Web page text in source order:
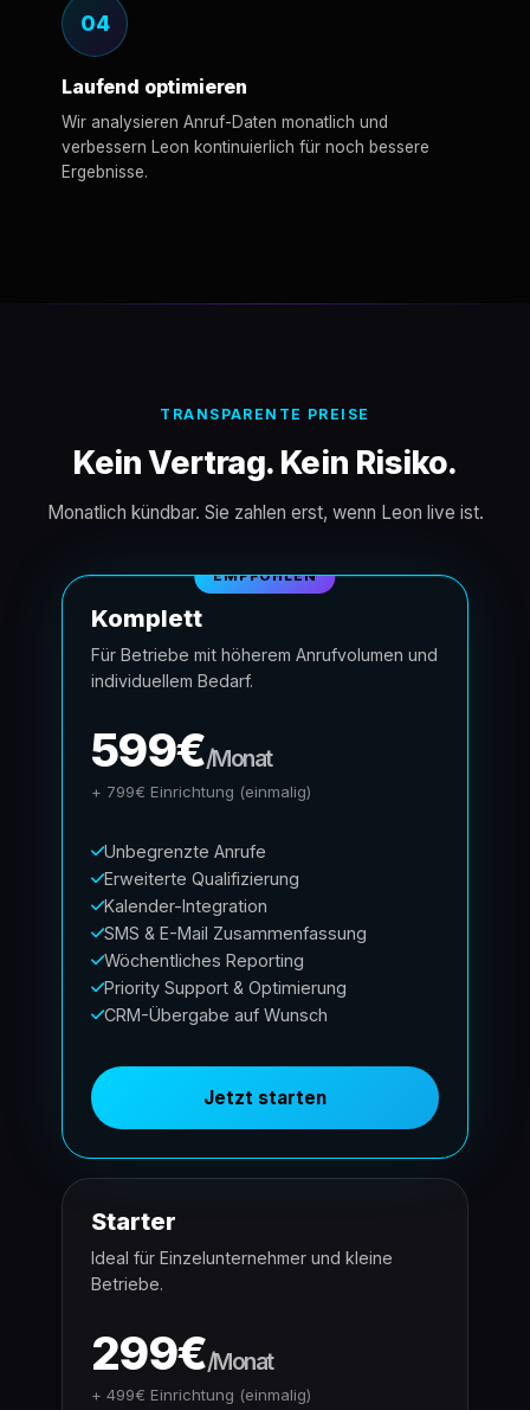
04
Laufend optimieren
Wir analysieren Anruf-Daten monatlich und
verbessern Leon kontinuierlich für noch bessere
Ergebnisse.
TRANSPARENTE PREISE
Kein Vertrag. Kein Risiko.
Monatlich kündbar. Sie zahlen erst, wenn Leon live ist.
Starter
Ideal für Einzelunternehmer und kleine
Betriebe.
299€/Monat
+ 499€ Einrichtung (einmalig)
EMPFOHLEN
Komplett
Für Betriebe mit höherem Anrufvolumen und
individuellem Bedarf.
599€/Monat
+ 799€ Einrichtung (einmalig)
Unbegrenzte Anrufe
Erweiterte Qualifizierung
Kalender-Integration
SMS & E-Mail Zusammenfassung
Wöchentliches Reporting
Priority Support & Optimierung
CRM-Übergabe auf Wunsch
Jetzt starten